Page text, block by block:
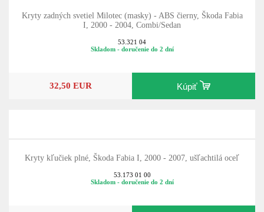
Kryty zadných svetiel Milotec (masky) - ABS čierny, Škoda Fabia
I, 2000 - 2004, Combi/Sedan
53.321 04
Skladom - doručenie do 2 dní
32,50 EUR Kúpiť
Kryty kľučiek plné, Škoda Fabia I, 2000 - 2007, ušľachtilá oceľ
53.173 01 00
Skladom - doručenie do 2 dní